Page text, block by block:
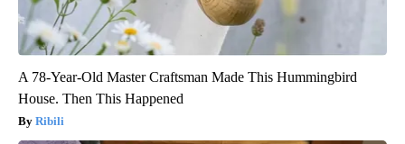
A 78-Year-Old Master Craftsman Made This Hummingbird
House. Then This Happened
Ribili